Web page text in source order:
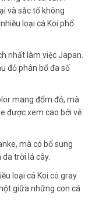
và sắc tố không
loại cá Koi phổ
nhất làm việc Japan.
đỏ phân bổ đa số
mang đốm đỏ, mà
được xem cao bởi vẻ
mà có bổ sung
trời lá cây.
loại cá Koi có gray
giữa những con cá